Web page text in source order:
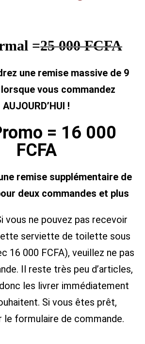
=25 000 FCFA
une remise massive de 9
lorsque vous commandez
AUJOURD’HUI !
= 16 000
FCFA
remise supplémentaire de
deux commandes et plus
vous ne pouvez pas recevoir
serviette de toilette sous
16 000 FCFA), veuillez ne pas
Il reste très peu d’articles,
les livrer immédiatement
Si vous êtes prêt,
le formulaire de commande.